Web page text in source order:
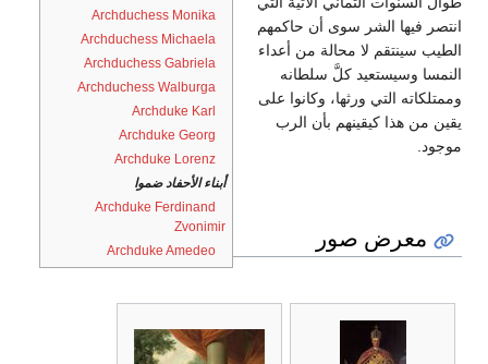
Archduchess Monika
Archduchess Michaela
Archduchess Gabriela
Archduchess Walburga
Archduke Karl
Archduke Georg
Archduke Lorenz
أبناء الأحفاد ضموا
Archduke Ferdinand
Zvonimir
Archduke Amedeo
انتصر فيها الشر سوى أن حاكمهم
الطيب سينتقم لا محالة من أعداء
النمسا وسيستعيد كلَّ سلطانه
وممتلكاته التي ورثها، وكانوا على
يقين من هذا كيقينهم بأن الرب
موجود.
معرض صور